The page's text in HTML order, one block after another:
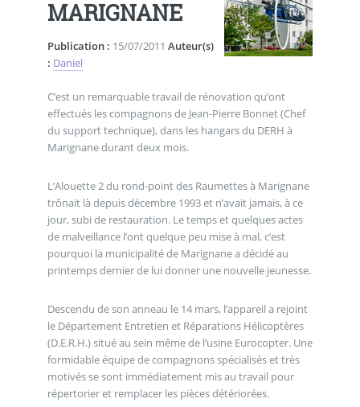
MARIGNANE
Publication : 15/07/2011 Auteur(s)
: Daniel
C’est un remarquable travail de rénovation qu’ont
effectués les compagnons de Jean-Pierre Bonnet (Chef
du support technique), dans les hangars du DERH à
Marignane durant deux mois.
L’Alouette 2 du rond-point des Raumettes à Marignane
trônait là depuis décembre 1993 et n’avait jamais, à ce
jour, subi de restauration. Le temps et quelques actes
de malveillance l’ont quelque peu mise à mal, c’est
pourquoi la municipalité de Marignane a décidé au
printemps dernier de lui donner une nouvelle jeunesse.
Descendu de son anneau le 14 mars, l’appareil a rejoint
le Département Entretien et Réparations Hélicoptères
(D.E.R.H.) situé au sein même de l’usine Eurocopter. Une
formidable équipe de compagnons spécialisés et très
motivés se sont immédiatement mis au travail pour
répertorier et remplacer les pièces détériorées.